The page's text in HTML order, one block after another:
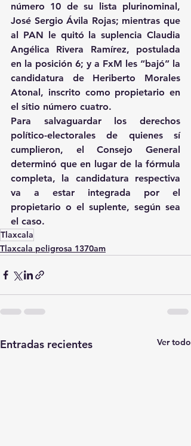
número 10 de su lista plurinominal,
José Sergio Ávila Rojas; mientras que
al PAN le quitó la suplencia Claudia
Angélica Rivera Ramírez, postulada
en la posición 6; y a FxM les “bajó” la
candidatura de Heriberto Morales
Atonal, inscrito como propietario en
el sitio número cuatro.
Para salvaguardar los derechos
político-electorales de quienes sí
cumplieron, el Consejo General
determinó que en lugar de la fórmula
completa, la candidatura respectiva
va a estar integrada por el
propietario o el suplente, según sea
el caso.
Tlaxcala
Tlaxcala peligrosa 1370am
Entradas recientes Ver todo